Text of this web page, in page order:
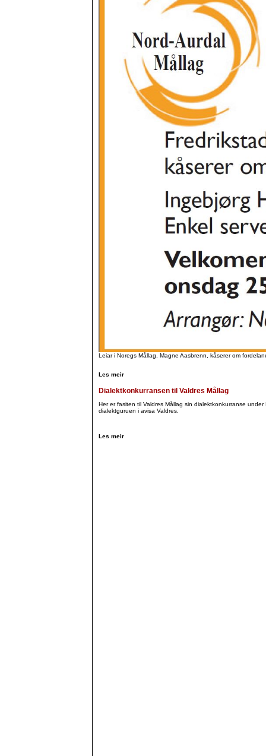
Leiar i Noregs Mållag, Magne Aasbrenn, kåserer om
Les meir
Dialektkonkurransen til Valdres Mållag
Her er fasiten til Valdres Mållag sin dialektkonkurranse
dialektguruen i avisa Valdres.
Les meir